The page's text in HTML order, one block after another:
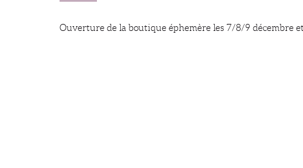
Ouverture de la boutique éphemère les 7/8/9 décembre